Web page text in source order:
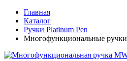
Главная
Каталог
Ручки Platinum Pen
Многофункциональные ручки